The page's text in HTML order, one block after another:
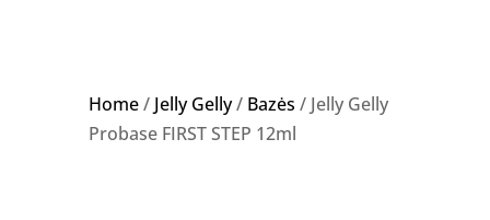
Home/ Jelly Gelly/ Bazės / Jelly Gelly
Probase FIRST STEP 12ml